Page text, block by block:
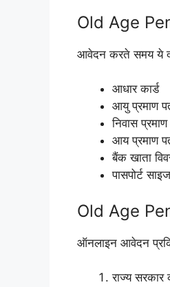
Old Age
आवेदन करते समय ये
आधार कार्ड
आयु प्रमाण
निवास
आय प्रमाण
बैंक खाता
पासपोर्ट
Old Age
ऑनलाइन आवेदन
राज्य सरकार